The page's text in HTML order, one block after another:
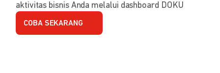
aktivitas bisnis Anda melalui dashboard DOKU
COBA SEKARANG